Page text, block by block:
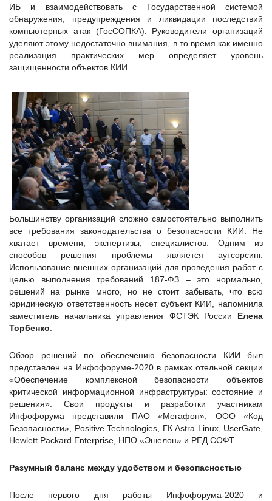
ИБ и взаимодействовать с Государственной системой
обнаружения, предупреждения и ликвидации последствий
компьютерных атак (ГосСОПКА). Руководители организаций
уделяют этому недостаточно внимания, в то время как именно
реализация практических мер определяет уровень
защищенности объектов КИИ.
Большинству организаций сложно самостоятельно выполнить
все требования законодательства о безопасности КИИ. Не
хватает времени, экспертизы, специалистов. Одним из
способов решения проблемы является аутсорсинг.
Использование внешних организаций для проведения работ с
целью выполнения требований 187-ФЗ – это нормально,
решений на рынке много, но не стоит забывать, что всю
юридическую ответственность несет субъект КИИ, напомнила
заместитель начальника управления ФСТЭК России Елена
Торбенко
Обзор решений по обеспечению безопасности КИИ был
представлен на Инфофоруме-2020 в рамках отельной секции
«Обеспечение комплексной безопасности объектов
критической информационной инфраструктуры: состояние и
решения». Свои продукты и разработки участникам
Инфофорума представили ПАО «Мегафон», ООО «Код
Безопасности», Positive Technologies, ГК Astra Linux, UserGate,
Hewlett Packard Enterprise, НПО «Эшелон» и РЕД СОФТ.
Разумный баланс между удобством и безопасностью
После первого дня работы Инфофорума-2020 и